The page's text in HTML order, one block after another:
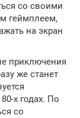
со своими
геймплеем,
на экран
приключения
же станет
х годах. По
со